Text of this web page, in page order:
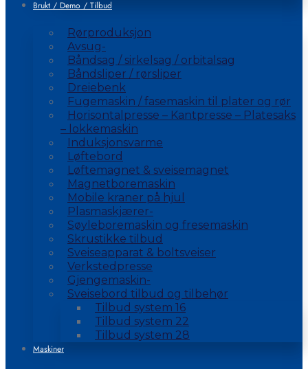
Brukt / Demo / Tilbud
Rørproduksjon
Avsug-
Båndsag / sirkelsag / orbitalsag
Båndsliper / rørsliper
Dreiebenk
Fugemaskin / fasemaskin til plater og rør
Horisontalpresse – Kantpresse – Platesaks
– lokkemaskin
Induksjonsvarme
Løftebord
Løftemagnet & sveisemagnet
Magnetboremaskin
Mobile kraner på hjul
Plasmaskjærer-
Søyleboremaskin og fresemaskin
Skrustikke tilbud
Sveiseapparat & boltsveiser
Verkstedpresse
Gjengemaskin-
Sveisebord tilbud og tilbehør
Tilbud system 16
Tilbud system 22
Tilbud system 28
Maskiner